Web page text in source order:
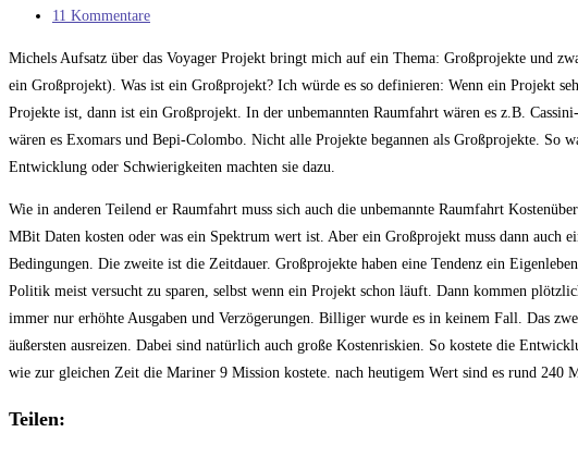
Kategorie:
Beitrags-
11 Kommentare
Michels Aufsatz über das Voyager Projekt bringt mich auf ein Thema: Großprojekte und
ein Großprojekt). Was ist ein Großprojekt? Ich würde es so definieren: Wenn ein Projekt
Projekte ist, dann ist ein Großprojekt. In der unbemannten Raumfahrt wären es z.B.
wären es Exomars und Bepi-Colombo. Nicht alle Projekte begannen als Großprojekte. So
Entwicklung oder Schwierigkeiten machten sie dazu.
Wie in anderen Teilend er Raumfahrt muss sich auch die unbemannte Raumfahrt
MBit Daten kosten oder was ein Spektrum wert ist. Aber ein Großprojekt muss dann auch
Bedingungen. Die zweite ist die Zeitdauer. Großprojekte haben eine Tendenz ein
Politik meist versucht zu sparen, selbst wenn ein Projekt schon läuft. Dann kommen
immer nur erhöhte Ausgaben und Verzögerungen. Billiger wurde es in keinem Fall. Das
äußersten ausreizen. Dabei sind natürlich auch große Kostenriskien. So kostete die
wie zur gleichen Zeit die Mariner 9 Mission kostete. nach heutigem Wert sind es rund
Teilen: